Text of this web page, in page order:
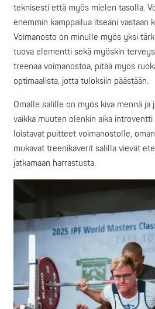
teknisesti että myös mielen tasolla.
enemmin kamppailua itseäni vastaan
Voimanosto on minulle myös yksi
tuova elementti sekä myöskin
treenaa voimanostoa, pitää myös
optimaalista, jotta tuloksiin päästään.
Omalle salille on myös kiva mennä ja
vaikka muuten olenkin aika introventti
loistavat puitteet voimanostolle,
mukavat treenikaverit salilla vievät
jatkamaan harrastusta.